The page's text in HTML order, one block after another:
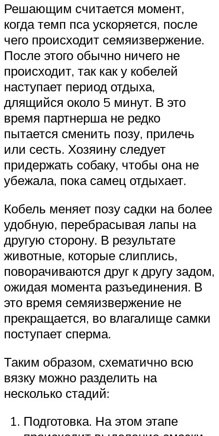
Решающим считается момент,
когда темп пса ускоряется, после
чего происходит семяизвержение.
После этого обычно ничего не
происходит, так как у кобелей
наступает период отдыха,
длящийся около 5 минут. В это
время партнерша не редко
пытается сменить позу, прилечь
или сесть. Хозяину следует
придержать собаку, чтобы она не
убежала, пока самец отдыхает.
Кобель меняет позу садки на более
удобную, перебрасывая лапы на
другую сторону. В результате
животные, которые слиплись,
поворачиваются друг к другу задом,
ожидая момента разъединения. В
это время семяизвержение не
прекращается, во влагалище самки
поступает сперма.
Таким образом, схематично всю
вязку можно разделить на
несколько стадий:
Подготовка. На этом этапе